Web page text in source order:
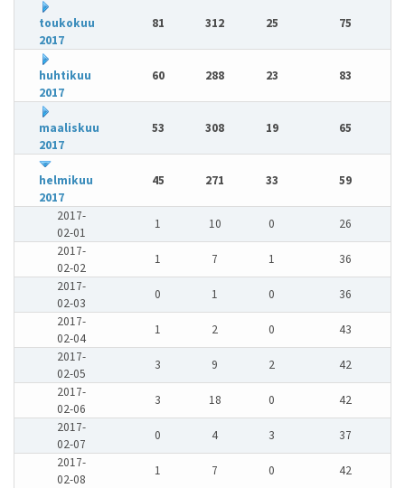
toukokuu
2017
81 312 25 75
huhtikuu
2017
60 288 23 83
maaliskuu
2017
53 308 19 65
helmikuu
2017
45 271 33 59
2017-
02-01
1 10 0
26
2017-
02-02
1 7 1
36
2017-
02-03
0 1 0
36
2017-
02-04
1 2 0
43
2017-
02-05
3 9 2
42
2017-
02-06
3 18 0
42
2017-
02-07
0 4 3
37
2017-
02-08
1 7 0
42